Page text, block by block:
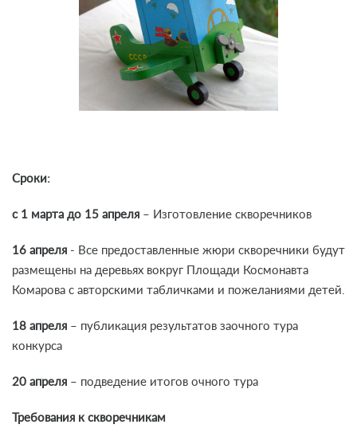
Сроки:
с 1 марта до 15 апреля – Изготовление скворечников
16 апреля - Все предоставленные жюри скворечники будут
размещены на деревьях вокруг Площади Космонавта
Комарова с авторскими табличками и пожеланиями детей.
18 апреля – публикация результатов заочного тура
конкурса
20 апреля – подведение итогов очного тура
Требования к скворечникам